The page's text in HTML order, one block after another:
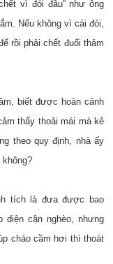
vì đói đâu” như ông
Nếu không vì cái đói,
rồi phải chết đuối thảm
biết được hoàn cảnh
thấy thoải mái mà kê
theo quy định, nhà ấy
tích là đưa được bao
diện cận nghèo, nhưng
cháo cầm hơi thì thoát